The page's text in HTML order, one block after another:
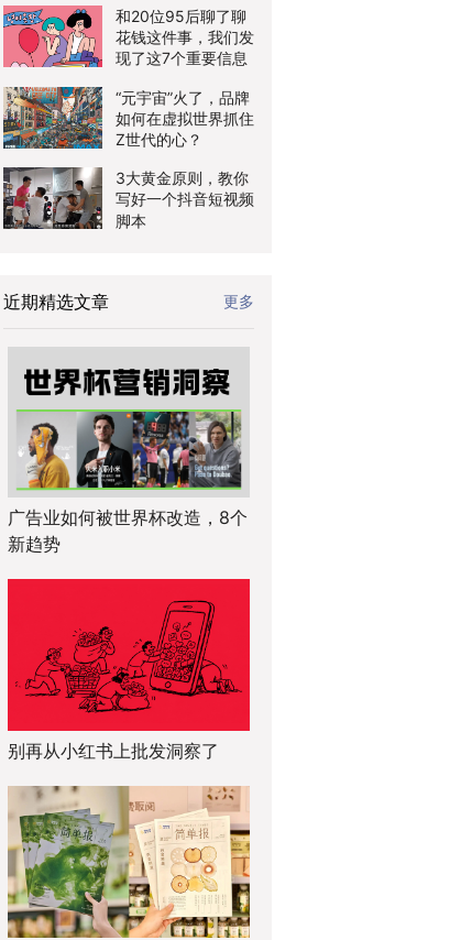
和20位95后聊了聊
花钱这件事，我们发
现了这7个重要信息
“元宇宙”火了，品牌
如何在虚拟世界抓住
Z世代的心？
3大黄金原则，教你
写好一个抖音短视频
脚本
近期精选文章 更多
广告业如何被世界杯改造，8个
新趋势
别再从小红书上批发洞察了